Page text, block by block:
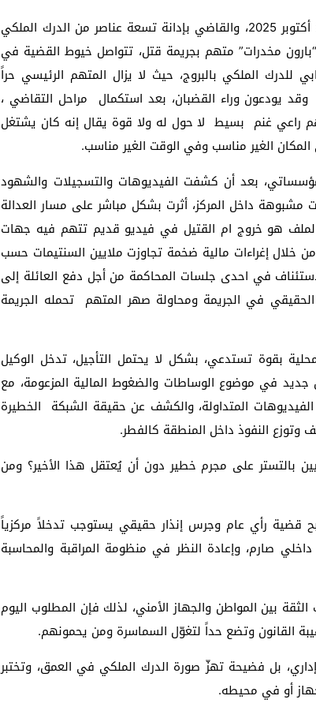
بعد صدور حكم محكمة الاستئناف بسطات بتاريخ 22 أكتوبر 2025، والقاضي بإدانة تسعة عناصر من الدرك الملكي
مخدرات” متهم بجريمة قتل، تتواصل خيوط القضية في
للدرك الملكي بالبروج، حيث لا يزال المتهم الرئيسي حراً
يودعون وراء القضبان، بعد استكمال مراحل التقاضي ،
غنم بسيط لا حول له ولا قوة يقال إنه كان يشتغل
الغير مناسب وفي الوقت الغير مناسب.
بعد أن كشفت الفيديوهات والتسجيلات والشهود
مشبوهة داخل المركز، أثرت بشكل مباشر على مسار العدالة
هو خروج ام القتيل في فيديو قديم تتهم فيه جهات
خلال إغراءات مالية ضخمة تجاوزت ملايين السنتيمات حسب
في احدى جلسات المحاكمة من أجل دفع العائلة إلى
الحقيقي في الجريمة ومحاولة صهر المتهم تحمله الجريمة
بقوة تستدعي، بشكل لا يحتمل التأجيل، تدخل الوكيل
في موضوع الوساطات والضغوط المالية المزعومة، مع
المتداولة، والكشف عن حقيقة الشبكة الخطيرة
النفوذ داخل المنطقة كالفطر.
بالتستر على مجرم خطير دون أن يُعتقل هذا الأخير؟ ومن
قضية رأي عام وجرس إنذار حقيقي يستوجب تدخلاً مركزياً
صارم، وإعادة النظر في منظومة المراقبة والمحاسبة
بين المواطن والجهاز الأمني، لذلك فإن المطلوب اليوم
القانون وتضع حداً لتغوّل السماسرة ومن يحمونهم.
بل فضيحة تهزّ صورة الدرك الملكي في العمق، وتختبر
أو في محيطه.